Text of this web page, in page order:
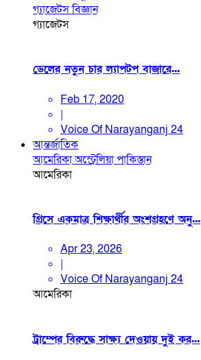
গ্যাজেটসবিজ্ঞান
গ্যাজেটস
ডেলের নতুন চার ল্যাপটপ বাজারে...
Feb 17, 2020
|
Voice Of Narayanganj 24
আন্তর্জাতিক
আমেরিকাঅস্ট্রেলিয়াপাকিস্তান
আমেরিকা
গ্রিসে একমাত্র শিক্ষার্থীর অংশগ্রহণে অনু...
Apr 23, 2026
|
Voice Of Narayanganj 24
আমেরিকা
ট্রাম্পের বিরুদ্ধে সাক্ষ্য দেওয়ায় দুই কর...